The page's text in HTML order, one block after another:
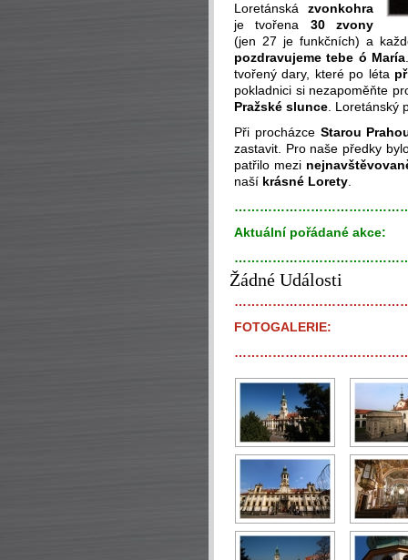
Loretánská zvonkohra
je tvořena 30 zvony
(jen 27 je funkčních) a
pozdravujeme tebe ó María
tvořený dary, které po léta
pokladnici si nezapoměňte
Pražské slunce .
Při procházce Starou
zastavit. Pro naše předky
patřilo mezi
naší krásné Lorety
Aktuální pořádané akce:
Žádné Události
FOTOGALERIE: